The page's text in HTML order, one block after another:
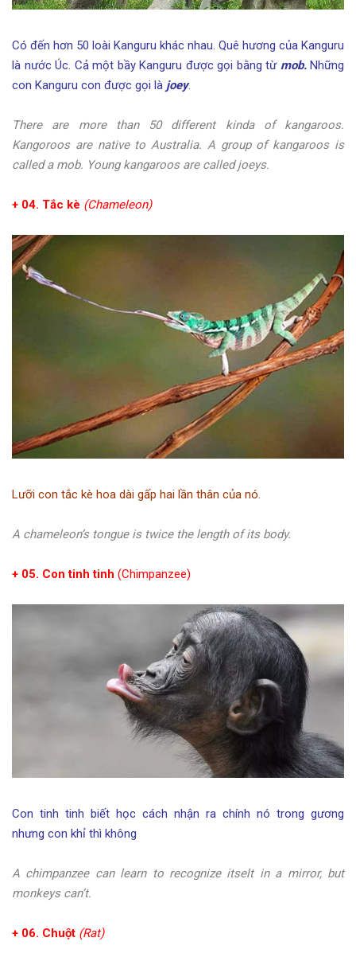
Có đến hơn 50 loài Kanguru khác nhau. Quê hương của Kanguru
là nước Úc. Cả một bầy Kanguru được gọi bằng từ mob.Những
con Kanguru con được gọi là joey.
There are more than 50 different kinda of kangaroos.
Kangoroos are native to Australia. A group of kangaroos is
called a mob. Young kangaroos are called joeys.
+ 04. Tắc kè (Chameleon)
Lưỡi con tắc kè hoa dài gấp hai lần thân của nó.
A chameleon’s tongue is twice the length of its body.
+ 05. Con tinh tinh (Chimpanzee)
Con tinh tinh biết học cách nhận ra chính nó trong gương
nhưng con khỉ thì không
A chimpanzee can learn to recognize itselt in a mirror, but
monkeys can’t.
+ 06. Chuột (Rat)